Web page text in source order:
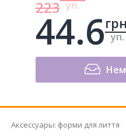
223 уп.
44.6 уп.
Аксессуары: форми для лиття